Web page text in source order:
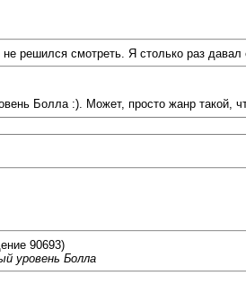
решился смотреть. Я столько раз
Болла :). Может, просто жанр такой,
90693)
уровень Болла